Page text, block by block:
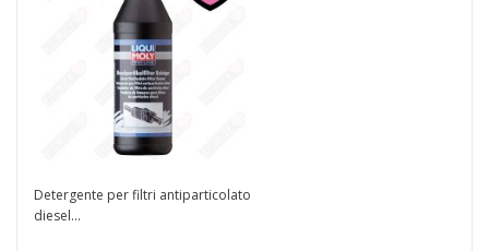
Detergente per filtri antiparticolato
diesel...